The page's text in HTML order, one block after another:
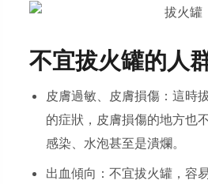
不宜拔火罐的人
皮膚過敏、皮膚損傷：這時
的症狀，皮膚損傷的地方也
感染、水泡甚至是潰爛。
出血傾向：不宜拔火罐，容